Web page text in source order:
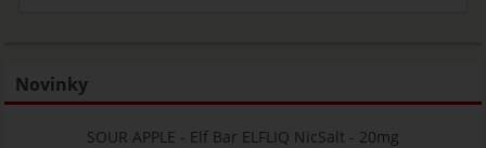
Novinky
SOUR APPLE - Elf Bar ELFLIQ NicSalt - 20mg